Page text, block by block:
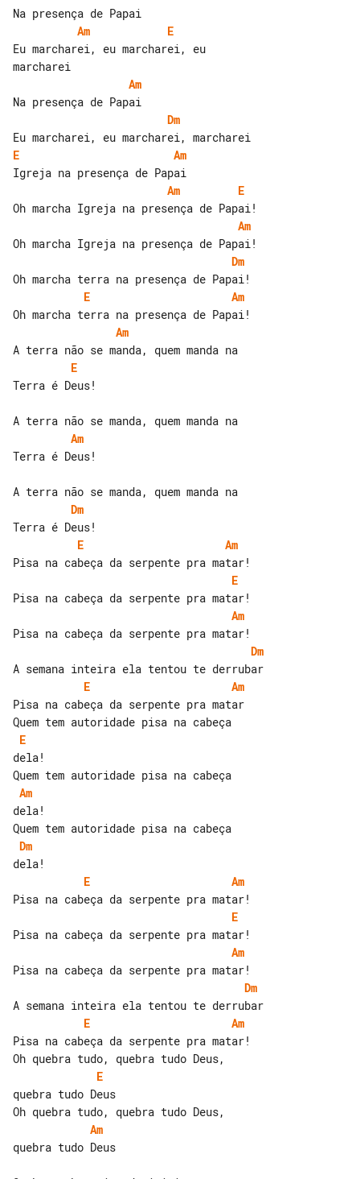
Am
E
Eu marcharei, eu marcharei, eu
Am
Dm
E
Am
Am
E
Am
Dm
E
Am
Am
E
Terra é Deus!
Am
Terra é Deus!
Dm
E
Am
E
Am
Dm
E
Am
Pisa na cabeça da serpente pra matar
E
dela!
Am
dela!
Dm
E
Am
E
Am
Dm
E
Am
Pisa na cabeça da serpente pra matar!
E
quebra tudo Deus
Am
quebra tudo Deus